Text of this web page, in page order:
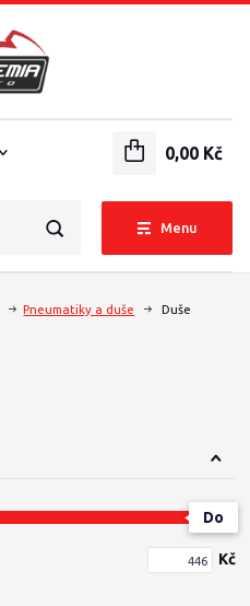
Menu
0,00 Kč
Pneumatiky a duše Duše
Do
Kč